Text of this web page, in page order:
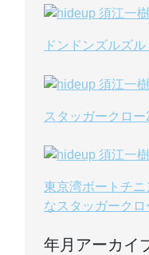
ドンドンズルズ
スタッガークロ
東京湾ボートチ
なスタッガークロ
年月アーカイ